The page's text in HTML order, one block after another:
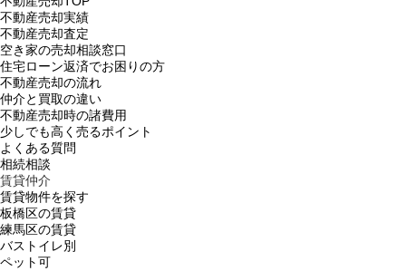
不動産売却実績
不動産売却査定
空き家の売却相談窓口
住宅ローン返済でお困りの方
不動産売却の流れ
仲介と買取の違い
不動産売却時の諸費用
少しでも高く売るポイント
よくある質問
相続相談
賃貸仲介
賃貸物件を探す
板橋区の賃貸
練馬区の賃貸
バストイレ別
ペット可